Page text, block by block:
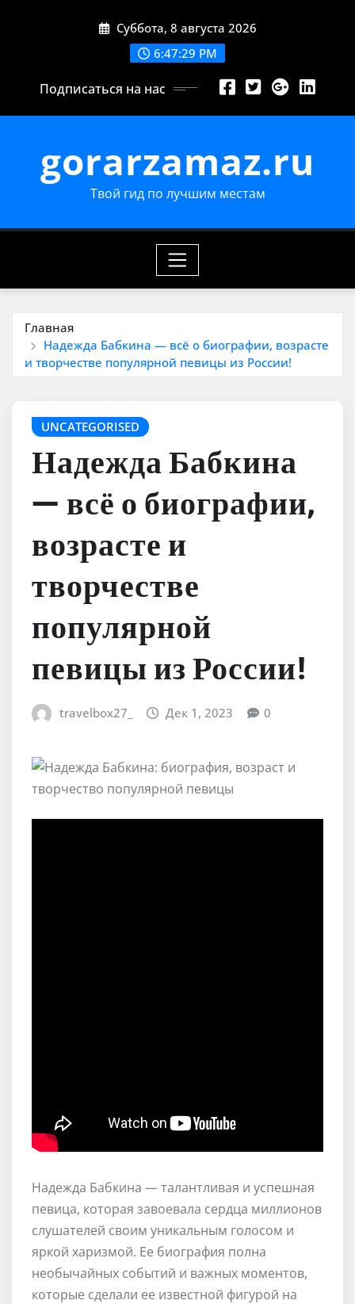
Суббота, 8 августа 2026
6:47:30 PM
Подписаться на нас
gorarzamaz.ru
Твой гид по лучшим местам
Главная
Надежда Бабкина — всё о биографии, возрасте
и творчестве популярной певицы из России!
UNCATEGORISED
Надежда Бабкина
— всё о биографии,
возрасте и
творчестве
популярной
певицы из России!
travelbox27_ Дек 1, 2023 0
Надежда Бабкина — талантливая и успешная
певица, которая завоевала сердца миллионов
слушателей своим уникальным голосом и
яркой харизмой. Ее биография полна
необычайных событий и важных моментов,
которые сделали ее известной фигурой на